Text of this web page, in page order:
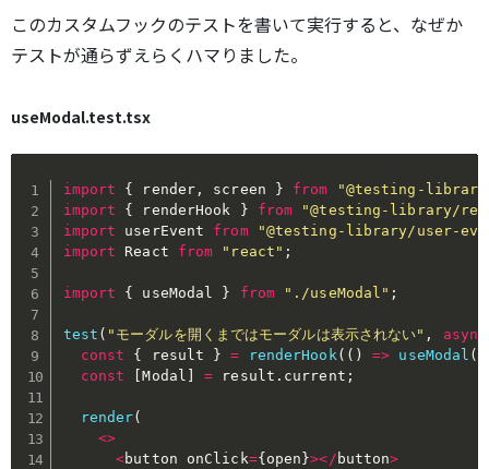
このカスタムフックのテストを書いて実行すると、なぜか
テストが通らずえらくハマりました。
useModal.test.tsx
import { render , screen } from
"@testing-
import
{ renderHook } from
"@testing-library/
import userEvent from
"@testing-library/user-
import React from "react" ;
import { useModal } from "./useModal" ;
test ( "モーダルを開くまではモーダルは表示されない" ,
async
const
{ result } = renderHook( ( ) => useModal (
const
[Modal = result . current ;
render(
<>
<button onClick={ open }></ button>